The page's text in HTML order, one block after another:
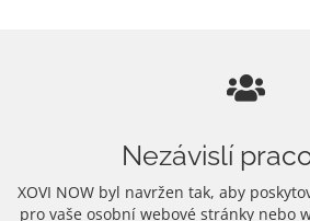
Nezávislí
XOVI NOW byl navržen tak, aby
pro vaše osobní webové stránky nebo